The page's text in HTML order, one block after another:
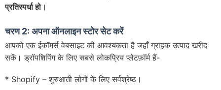
प्रतिस्पर्धा हो।
चरण 2: अपना ऑनलाइन स्टोर सेट करें
आपको एक ईकॉमर्स वेबसाइट की आवश्यकता है जहाँ ग्राहक उत्पाद खरीद
सकें। ड्रॉपशिपिंग के लिए सबसे लोकप्रिय प्लेटफ़ॉर्म हैं-
* Shopify – शुरुआती लोगों के लिए सर्वश्रेष्ठ।